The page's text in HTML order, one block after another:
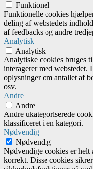
Funktionel
Funktionelle cookies
deling af webstedets
af feedbacks og andre
Analytisk
Analytisk
Analytiske cookies bruges
interagerer med webstedet.
oplysninger om antallet af
osv.
Andre
Andre
Andre ukategoriserede
klassificeret i en kategori.
Nødvendig
Nødvendig
Nødvendige cookies er helt
korrekt. Disse cookies